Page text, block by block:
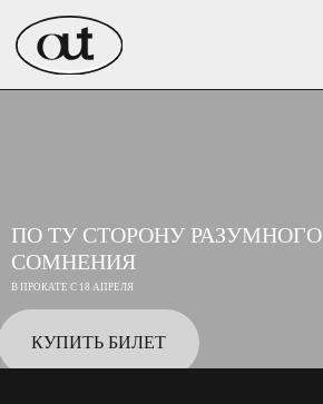
ПО ТУ СТОРОНУ РАЗУМНОГО
СОМНЕНИЯ
В ПРОКАТЕ С 18 АПРЕЛЯ
КУПИТЬ БИЛЕТ